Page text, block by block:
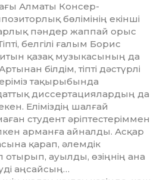
Алматы Кон­сер­
бөлі­мі­нің екінші
пәндер жаппай орыс
белгілі ғалым Борис
қазақ музыкасының да
білдім, тіпті дәстүрлі
та­қы­ры­бында
дис­сертациялардың да
Еліміздің шалғай
студент әріптестеріммен
арманға айналды. Асқар
қарап, әлемдік
ауылды, өзіңнің ана
аңсайсың…